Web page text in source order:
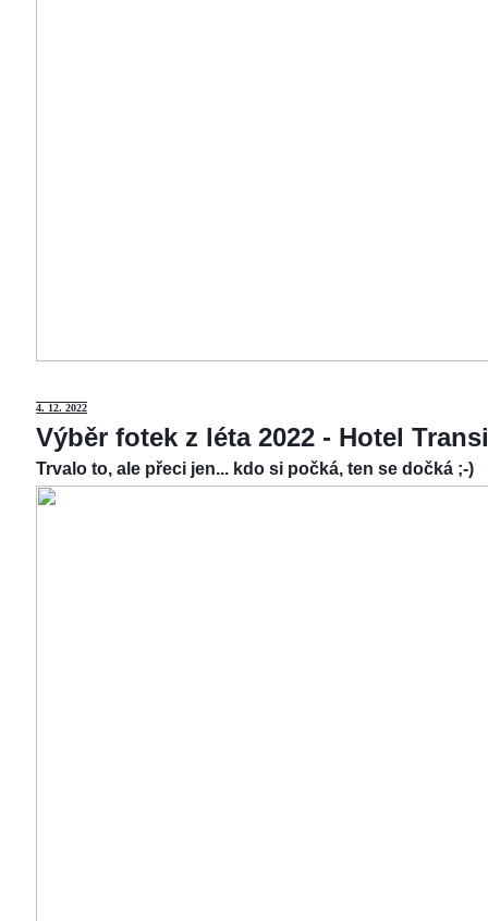
4. 12. 2022
Výběr fotek z léta 2022 - Hotel
Trvalo to, ale přeci jen... kdo si počká, ten se dočká ;-)